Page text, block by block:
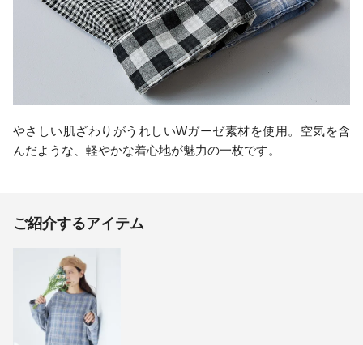
やさしい肌ざわりがうれしいWガーゼ素材を使用。空気を含
んだような、軽やかな着心地が魅力の一枚です。
ご紹介するアイテム